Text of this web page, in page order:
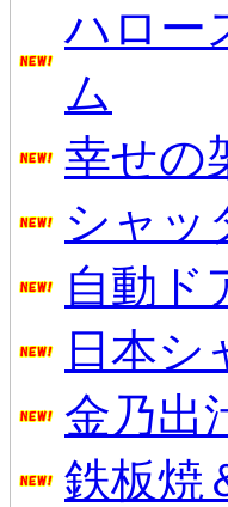
ハロー
ム
幸せの
シャッ
自動ド
日本シ
金乃出
鉄板焼